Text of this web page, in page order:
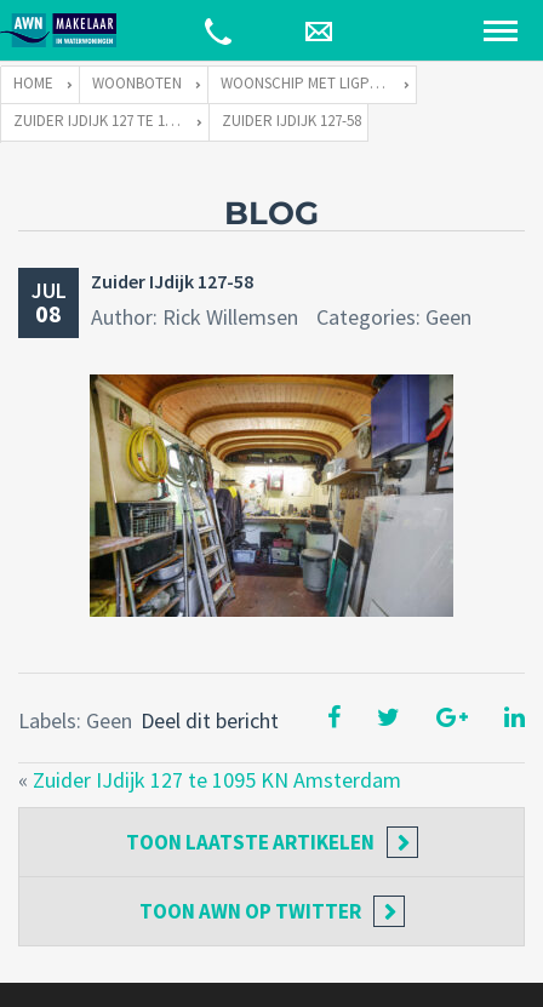
HOME WOONBOTEN
WOONSCHIP MET LIGPLAATS
ZUIDER IJDIJK 127 TE 1095 KN AMSTERDAM
ZUIDER IJDIJK 127-58
BLOG
JUL
08
Zuider IJdijk 127-58
Author: Rick Willemsen Categories: Geen
Deel dit bericht
Labels: Geen
« Zuider IJdijk 127 te 1095 KN Amsterdam
TOON LAATSTE ARTIKELEN
TOONAWN OP TWITTER